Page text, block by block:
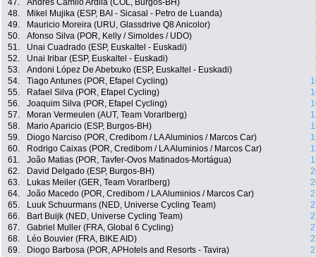
47.
Andrés Camilo Ardila (COL, Burgos-BH)
48.
Mikel Mujika (ESP, BAI - Sicasal - Petro de Luanda)
49.
Mauricio Moreira (URU, Glassdrive Q8 Anicolor)
50.
Afonso Silva (POR, Kelly / Simoldes / UDO)
51.
Unai Cuadrado (ESP, Euskaltel - Euskadi)
52.
Unai Iribar (ESP, Euskaltel - Euskadi)
53.
Andoni López De Abetxuko (ESP, Euskaltel - Euskadi)
54.
Tiago Antunes (POR, Efapel Cycling)
55.
Rafael Silva (POR, Efapel Cycling)
56.
Joaquim Silva (POR, Efapel Cycling)
57.
Moran Vermeulen (AUT, Team Vorarlberg)
58.
Mario Aparicio (ESP, Burgos-BH)
59.
Diogo Narciso (POR, Credibom / LA Aluminios / Marcos Car)
60.
Rodrigo Caixas (POR, Credibom / LA Aluminios / Marcos Car)
61.
João Matias (POR, Tavfer-Ovos Matinados-Mortágua)
62.
David Delgado (ESP, Burgos-BH)
63.
Lukas Meiler (GER, Team Vorarlberg)
64.
João Macedo (POR, Credibom / LA Aluminios / Marcos Car)
65.
Luuk Schuurmans (NED, Universe Cycling Team)
66.
Bart Buijk (NED, Universe Cycling Team)
67.
Gabriel Muller (FRA, Global 6 Cycling)
68.
Léo Bouvier (FRA, BIKE AID)
69.
Diogo Barbosa (POR, APHotels and Resorts - Tavira)